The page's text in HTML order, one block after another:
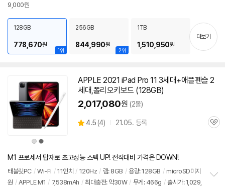
9,000원
기
1위
128GB
778,670원
2위
256GB
844,990원
1TB
1,510,950원
더보기
상
품
상
상
품
상
APPLE 2021 iPad Pro 11 3세대+애플펜슬 2
세대,폴리오키보드 (128GB)
2,017,080원 (2몰)
별
4.5 (상
뷰
4) 21.05. 등록
관
M1 프로세서 탑재로 초고성능 스펙 UP! 전작대비 가격은 DOWN!
태블릿PC / Wi-Fi / 11인치 / 120Hz / 램: 8GB / 용량: 128GB / microSD미지
원 / APPLE M1 / 7,538mAh / 최대충전: 약30W / 무게: 466g / 출시가: 1,029,